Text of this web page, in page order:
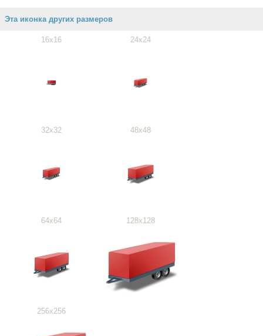
Эта иконка других размеров
16x16 24x24
32x32 48x48
64x64 128x128
256x256